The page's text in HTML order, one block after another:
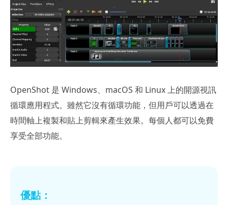
OpenShot 是 Windows、macOS 和 Linux 上的開源視訊
循環應用程式。雖然它沒有循環功能，但用戶可以透過在
時間軸上複製和貼上剪輯來產生效果。每個人都可以免費
享受全部功能。
優點：